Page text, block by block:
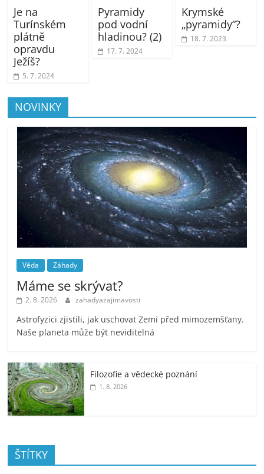
Je na
Turínském
plátně
opravdu
Ježíš?
5. 7. 2024
Pyramidy
pod vodní
hladinou? (2)
17. 7. 2024
Krymské
„pyramidy“?
18. 7. 2023
NOVINKY
Věda Záhady
Máme se skrývat?
2. 8. 2026 zahadyazajimavosti
Astrofyzici zjistili, jak uschovat Zemi před mimozemšťany.
Naše planeta může být neviditelná
Filozofie a vědecké poznání
1. 8. 2026
ŠTÍTKY